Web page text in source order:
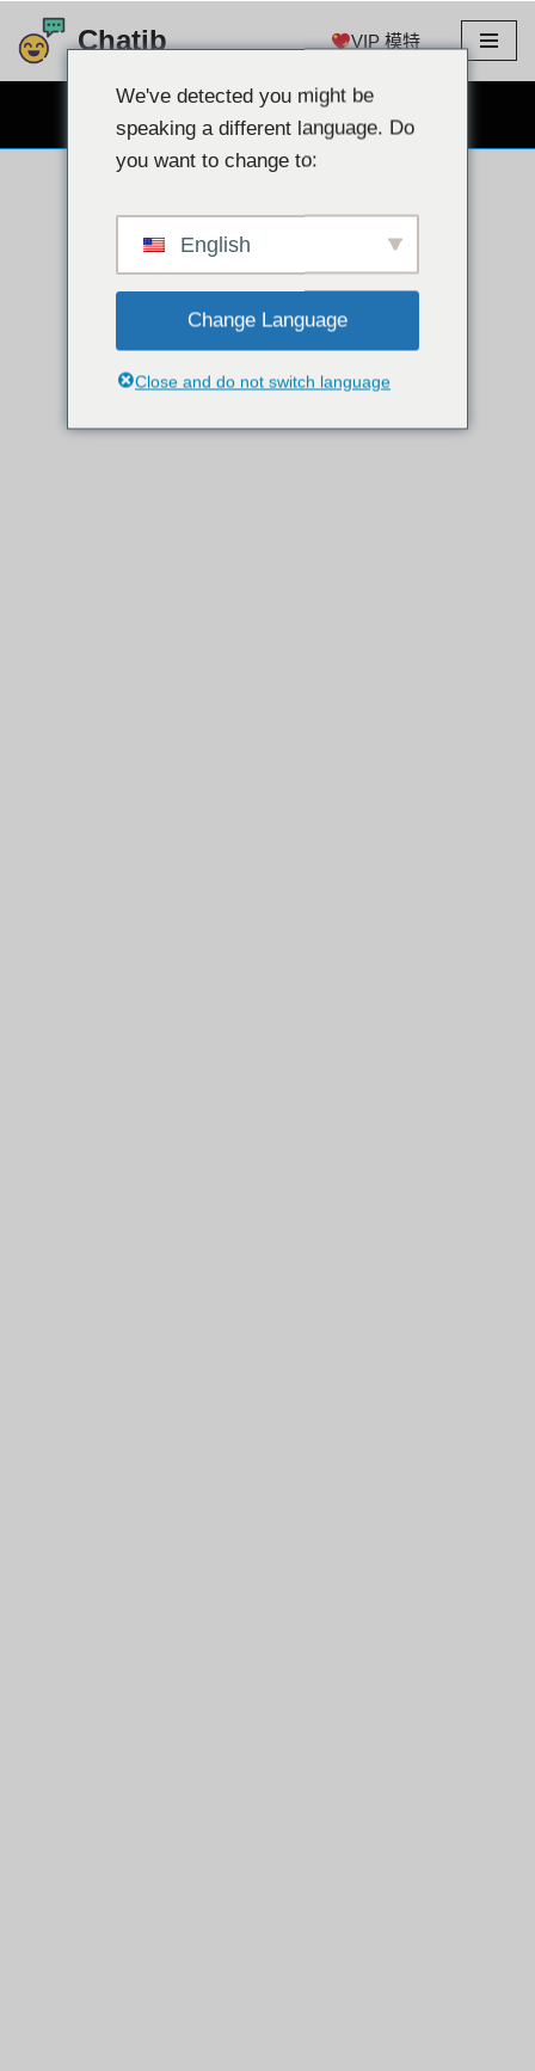
跳
容
Chatib VIP 模特
免费网络摄像头聊天
We've detected you might be
speaking a different language. Do
you want to change to:
English
Change Language
Close and do not switch language